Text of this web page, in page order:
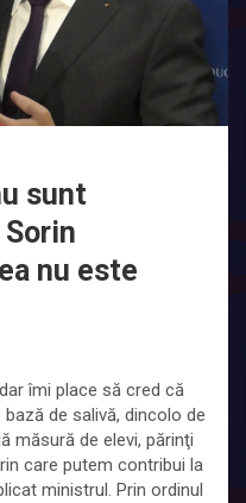
sunt
nu este
îmi place să cred că
de salivă, dincolo de
măsură de elevi, părinţi
care putem contribui la
ministrul. Prin ordinul